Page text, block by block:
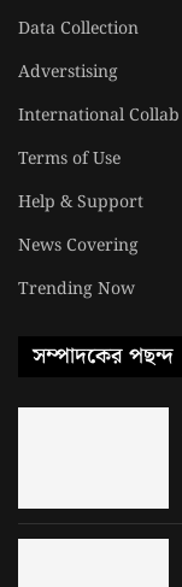
Data Collection
Adverstising
International Collab
Terms of Use
Help & Support
News Covering
Trending Now
সম্পাদকের পছন্দ